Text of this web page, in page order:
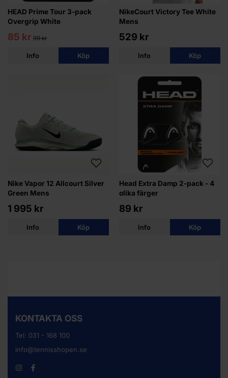
HEAD Prime Tour 3-pack
Overgrip White
85 kr 99 kr
Info Köp
NikeCourt Victory Tee White
Mens
529 kr
Info Köp
Nike Vapor 12 Allcourt Silver
Green Mens
1 995 kr
Info Köp
Head Extra Damp 2-pack - 4
olika färger
89 kr
Info Köp
KONTAKTA OSS
Tel: 031 - 168 100
info@tennisshopen.se